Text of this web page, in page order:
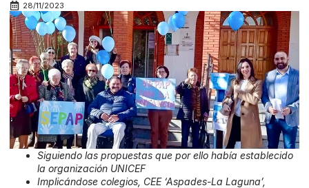
28/11/2023
Siguiendo las propuestas que por ello había establecido
la organización UNICEF
Implicándose colegios, CEE ‘Aspades-La Laguna’,